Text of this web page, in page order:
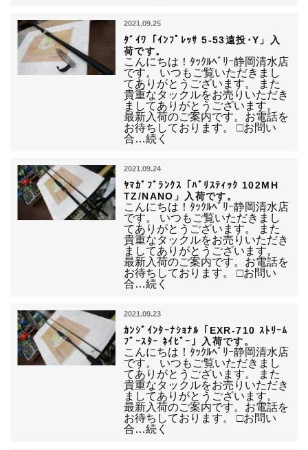
2021.09.25
ﾀﾞｲﾜ「ｲﾝﾌﾟﾚｯｻ 5-53遠投･Y」入
荷です。
こんにちは！ﾀｯｸﾙﾍﾞﾘｰ静岡清水店
です。 いつもご覧いただきまし
てありがとうございます。 また
貴重なタックルをお売りいただき
ましてありがとうございます。
最新入荷のご案内です。お電話を
お待ちしております。 □お問い
合…続く
2021.09.24
ﾔﾏｶﾞﾌﾞﾗﾝｸｽ「ﾊﾞﾘｽﾃｨｯｸ 102MH
TZ/NANO」入荷です。
こんにちは！ﾀｯｸﾙﾍﾞﾘｰ静岡清水店
です。 いつもご覧いただきまし
てありがとうございます。 また
貴重なタックルをお売りいただき
ましてありがとうございます。
最新入荷のご案内です。お電話を
お待ちしております。 □お問い
合…続く
2021.09.23
ｶﾝｼﾞｲﾝﾀｰﾅｼｮﾅﾙ「EXR-710 ｽﾄﾘｰﾑ
ﾌﾞｰｽﾀｰ ﾈｲﾋﾞｰ」入荷です。
こんにちは！ﾀｯｸﾙﾍﾞﾘｰ静岡清水店
です。 いつもご覧いただきまし
てありがとうございます。 また
貴重なタックルをお売りいただき
ましてありがとうございます。
最新入荷のご案内です。お電話を
お待ちしております。 □お問い
合…続く